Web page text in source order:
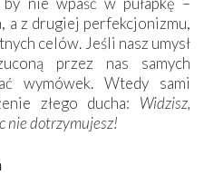
a z drugiej perfekcjonizmu,
celów. Jeśli nasz umysł
przez nas samych
wymówek. Wtedy sami
złego ducha: Widzisz,
nie dotrzymujesz!